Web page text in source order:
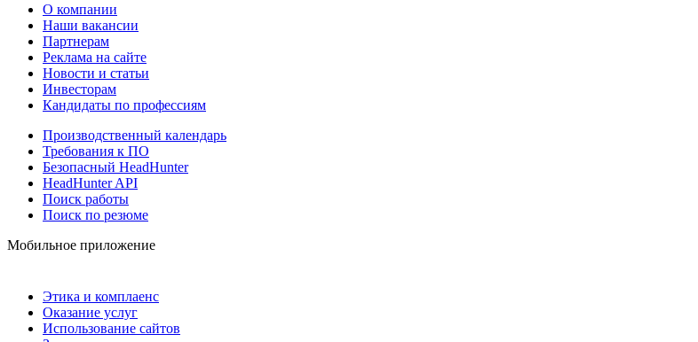
О компании
Наши вакансии
Партнерам
Реклама на сайте
Новости и статьи
Инвесторам
Кандидаты по профессиям
Производственный календарь
Требования к ПО
Безопасный HeadHunter
HeadHunter API
Поиск работы
Поиск по резюме
Мобильное приложение
Этика и комплаенс
Оказание услуг
Использование сайтов